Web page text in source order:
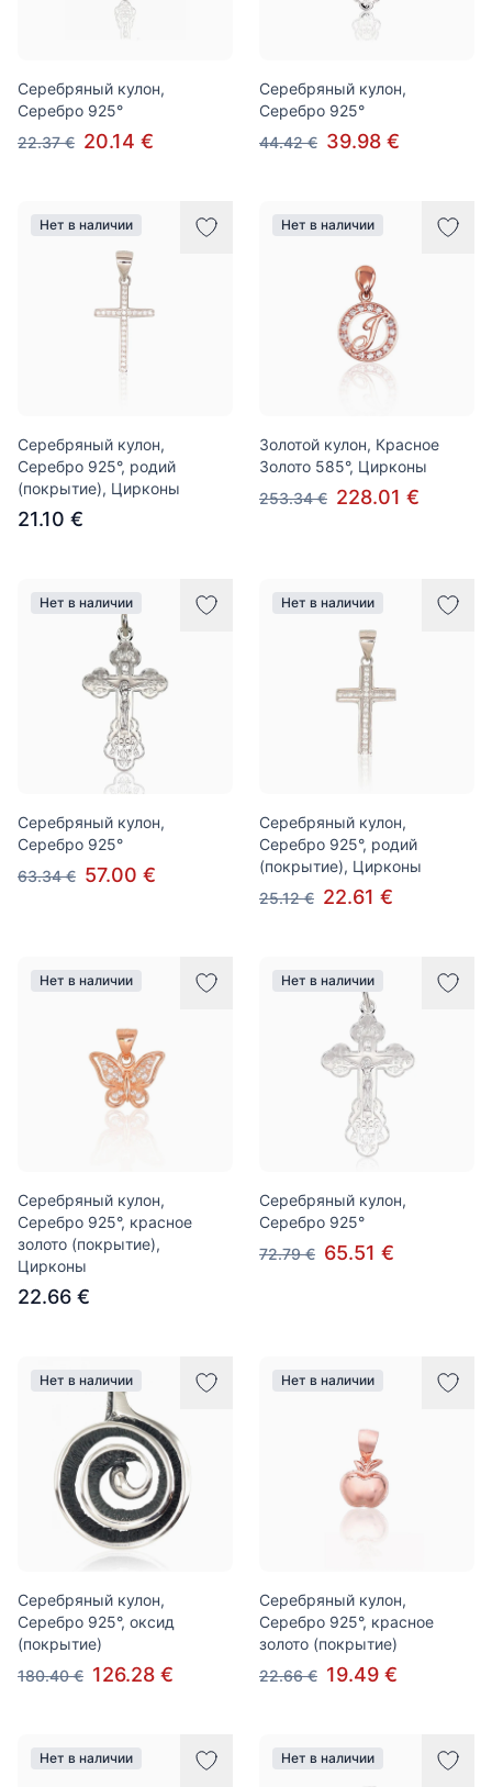
Серебряный кулон,
Серебро 925°
22.37 € 20.14 €
Серебряный кулон,
Серебро 925°
44.42 € 39.98 €
Нет в наличии
Серебряный кулон,
Серебро 925°, родий
(покрытие), Цирконы
21.10 €
Нет в наличии
Золотой кулон, Красное
Золото 585°, Цирконы
253.34 € 228.01 €
Нет в наличии
Серебряный кулон,
Серебро 925°
63.34 € 57.00 €
Нет в наличии
Серебряный кулон,
Серебро 925°, родий
(покрытие), Цирконы
25.12 € 22.61 €
Нет в наличии
Серебряный кулон,
Серебро 925°, красное
золото (покрытие),
Цирконы
22.66 €
Нет в наличии
Серебряный кулон,
Серебро 925°
72.79 € 65.51 €
Нет в наличии
Серебряный кулон,
Серебро 925°, оксид
(покрытие)
180.40 € 126.28 €
Нет в наличии
Серебряный кулон,
Серебро 925°, красное
золото (покрытие)
22.66 € 19.49 €
Нет в наличии Нет в наличии